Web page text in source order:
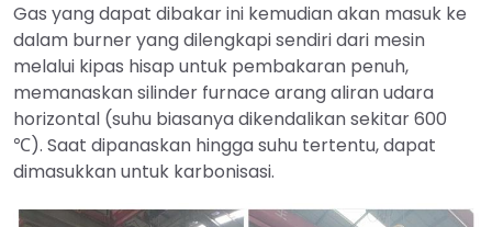
Gas yang dapat dibakar ini kemudian akan masuk ke
dalam burner yang dilengkapi sendiri dari mesin
melalui kipas hisap untuk pembakaran penuh,
memanaskan silinder furnace arang aliran udara
horizontal (suhu biasanya dikendalikan sekitar 600
℃). Saat dipanaskan hingga suhu tertentu, dapat
dimasukkan untuk karbonisasi.